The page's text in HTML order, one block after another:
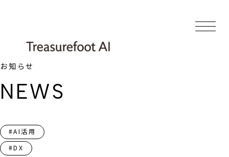
お知らせ
NEWS
#AI活用
#DX